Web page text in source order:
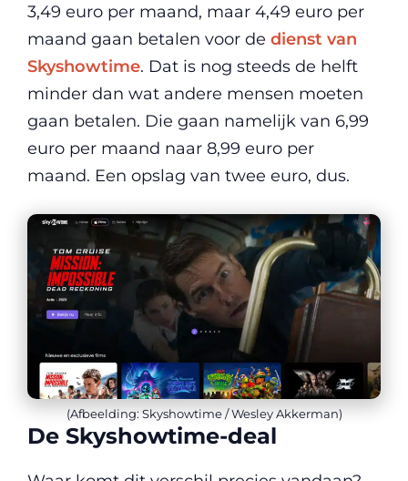
3,49 euro per maand, maar 4,49 euro per
maand gaan betalen voor de dienst van
Skyshowtime. Dat is nog steeds de helft
minder dan wat andere mensen moeten
gaan betalen. Die gaan namelijk van 6,99
euro per maand naar 8,99 euro per
maand. Een opslag van twee euro, dus.
(Afbeelding: Skyshowtime / Wesley Akkerman)
De Skyshowtime-deal